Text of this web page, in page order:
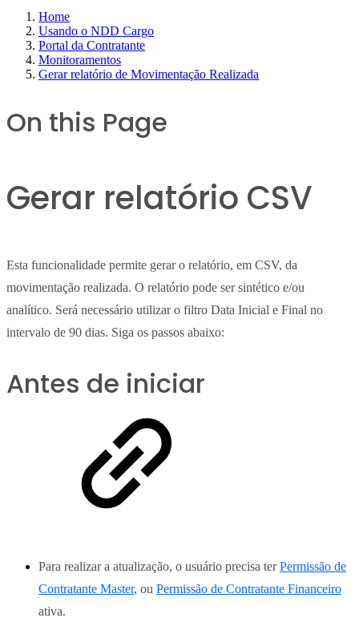
Home
Usando o NDD Cargo
Portal da Contratante
Monitoramentos
Gerar relatório de Movimentação Realizada
On this Page
Gerar relatório CSV
Esta funcionalidade permite gerar o relatório, em CSV, da
movimentação realizada. O relatório pode ser sintético e/ou
analítico. Será necessário utilizar o filtro Data Inicial e Final no
intervalo de 90 dias. Siga os passos abaixo:
Antes de iniciar
Para realizar a atualização, o usuário precisa terPermissão de
Contratante Master, ou Permissão de Contratante Financeiro
ativa.